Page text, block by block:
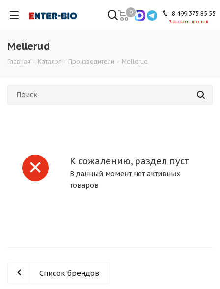
8 499 375 85 55
Заказать звонок
0
Mellerud
Главная - Каталог - Производители - Mellerud
К сожалению, раздел пуст
В данный момент нет активных
товаров
Список брендов